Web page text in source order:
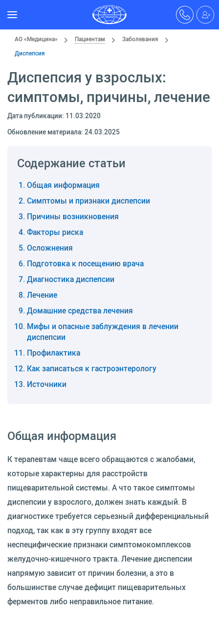
АО «Медицина» Пациентам
Заболевания
Диспепсия
Диспепсия у взрослых:
симптомы, причины, лечение
Дата публикации: 11.03.2020
Обновление материала: 24.03.2025
Содержание статьи
Общая информация
Симптомы и признаки диспепсии
Причины возникновения
Факторы риска
Осложнения
Подготовка к посещению врача
Диагностика диспепсии
Лечение
Домашние средства лечения
Мифы и опасные заблуждения в лечении
диспепсии
Профилактика
Как записаться к гастроэнтерологу
Источники
Общая информация
К терапевтам чаще всего обращаются с жалобами,
которые характерны для расстройств
пищеварительной системы. А что такое симптомы
диспепсии у взрослого, должен знать каждый. В
диагностике требуется серьезный дифференциальный
подход, так как в эту группу входят все
неспецифические признаки симптомокомплексов
желудочно-кишечного тракта. Лечение диспепсии
напрямую зависит от причин болезни, а это в
большинстве случае дефицит пищеварительных
ферментов либо неправильное питание.